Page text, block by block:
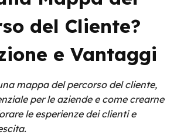
del Cliente?
e Vantaggi
mappa del percorso del cliente,
per le aziende e come crearne
le esperienze dei clienti e